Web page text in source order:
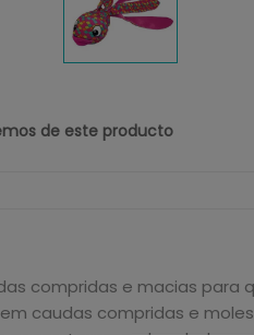
de este producto
compridas e macias
tem caudas compridas e